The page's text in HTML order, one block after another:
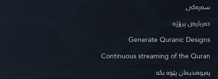
سه‌ره‌كی
دەربارەی پرۆژە
Generate Quranic Designs
Continuous streaming of the Quran
په‌یوه‌ندیمان پێوه‌ بكه‌